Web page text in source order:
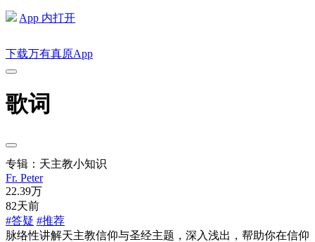
App 内打开
下载万有真原App
歌词
专辑：天主教小知识
Fr. Peter
22.39万
82天前
#答疑 #推荐
脉络性讲解天主教信仰与圣经主题，深入浅出，帮助你在信仰